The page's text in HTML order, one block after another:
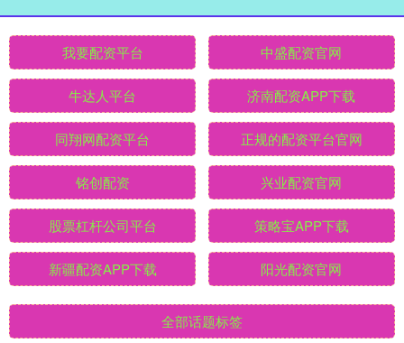
我要配资平台 中盛配资官网
牛达人平台 济南配资APP下载
同翔网配资平台 正规的配资平台官网
铭创配资 兴业配资官网
股票杠杆公司平台 策略宝APP下载
新疆配资APP下载 阳光配资官网
全部话题标签